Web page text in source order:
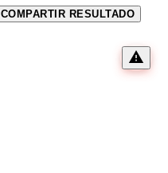
COMPARTIR RESULTADO